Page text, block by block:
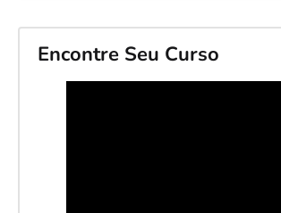
Encontre Seu Curso